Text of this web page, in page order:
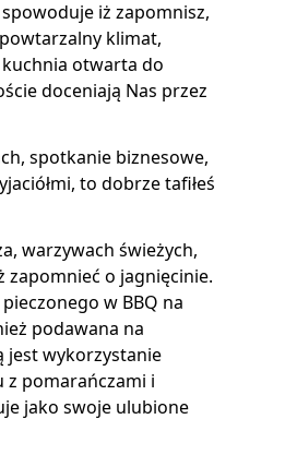
iż zapomnisz,
klimat,
otwarta do
doceniają Nas przez
spotkanie biznesowe,
to dobrze tafiłeś
warzywach świeżych,
zapomnieć o jagnięcinie.
w BBQ na
podawana na
jest wykorzystanie
z pomarańczami i
jako swoje ulubione